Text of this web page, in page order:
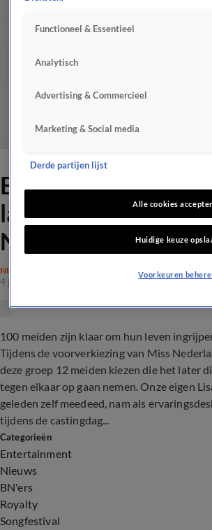
langs bij
Nederland
NIEUWS
4 juni 2017, 22:50
100 meiden zijn klaar om hun leven
Tijdens de voorverkiezing van Miss
deze groep 12 meiden kiezen die het later
tegen elkaar op gaan nemen. Onze eigen
geleden zelf meedeed, nam als
tijdens de castingdag...
Categorieën
Entertainment
Nieuws
BN'ers
Royalty
Songfestival
Functioneel & Essentieel
Analytisch
Advertising & Commercieel
Marketing & Social media
Derde partijen lijst
Alle cookies
Huidige keuze
Voorkeuren